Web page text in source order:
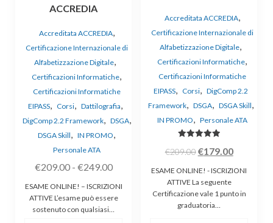
ACCREDIA
Accreditata ACCREDIA,
Certificazione Internazionale di
Alfabetizzazione Digitale,
Certificazioni Informatiche,
Certificazioni Informatiche
EIPASS, Corsi, Dattilografia,
DigComp 2.2 Framework, DSGA,
DSGA Skill, IN PROMO,
Personale ATA
€209.00 - €249.00Fascia
di
prezzo:
da
ESAME ONLINE! – ISCRIZIONI
ATTIVE L’esame può essere
sostenuto con qualsiasi…
prodotto
Accreditata ACCREDIA,
Certificazione Internazionale di
Alfabetizzazione Digitale,
Certificazioni Informatiche,
Certificazioni Informatiche
EIPASS, Corsi, DigComp 2.2
Framework, DSGA, DSGA Skill,
IN PROMO, Personale ATA
5.00
€209.00Il
prezzo
originale
era:
€209.00.
€179.00Il
prezzo
è:
ESAME ONLINE! - ISCRIZIONI
ATTIVE La seguente
Certificazione vale 1 punto in
graduatoria…